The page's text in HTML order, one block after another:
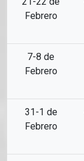
Febrero
7-8 de
Febrero
31-1 de
Febrero